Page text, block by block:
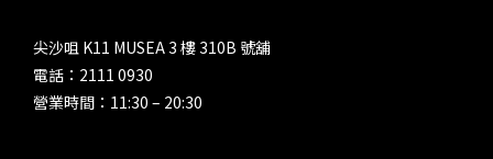
尖沙咀 K11 MUSEA 3 樓 310B 號舖
電話：2111 0930
營業時間：11:30 – 20:30